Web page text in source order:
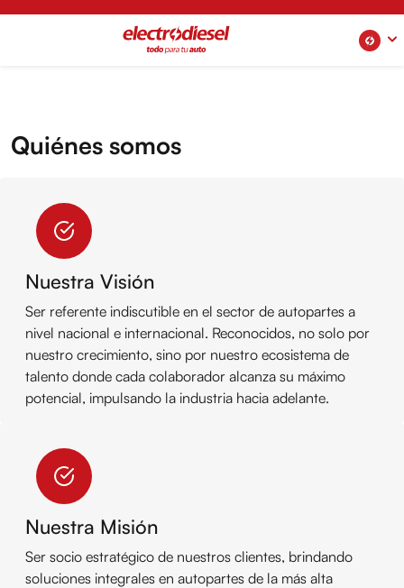
Quiénes somos
Nuestra Visión
Ser referente indiscutible en el sector de autopartes a
nivel nacional e internacional. Reconocidos, no solo por
nuestro crecimiento, sino por nuestro ecosistema de
talento donde cada colaborador alcanza su máximo
potencial, impulsando la industria hacia adelante.
Nuestra Misión
Ser socio estratégico de nuestros clientes, brindando
soluciones integrales en autopartes de la más alta